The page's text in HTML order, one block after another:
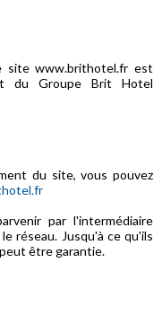
site www.brithotel.fr est
du Groupe Brit Hotel
du site, vous pouvez
par l'intermédiaire
réseau. Jusqu'à ce qu'ils
être garantie.